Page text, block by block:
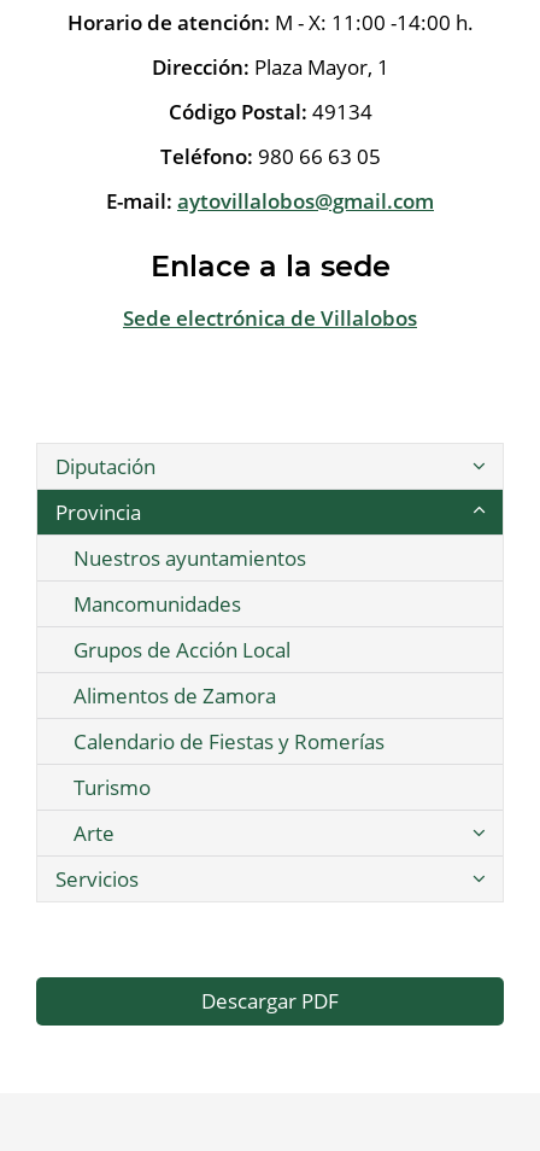
Horario de atención: M - X: 11:00 -14:00 h.
Dirección: Plaza Mayor, 1
Código Postal: 49134
Teléfono: 980 66 63 05
E-mail: aytovillalobos@gmail.com
Enlace a la sede
Sede electrónica de Villalobos
Diputación
Provincia
Nuestros ayuntamientos
Mancomunidades
Grupos de Acción Local
Alimentos de Zamora
Calendario de Fiestas y Romerías
Turismo
Arte
Servicios
Descargar PDF